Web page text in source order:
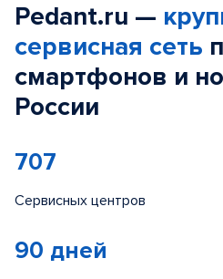
Pedant.ru —
сервисная сеть
смартфонов и
России
707
Сервисных центров
90 дней